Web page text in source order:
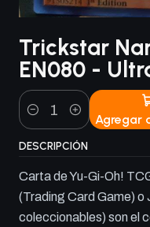
Trickstar
EN080 -
Cantidad Agregar
DESCRIPCIÓN
Carta de Yu-Gi-Oh!
(Trading Card Game)
coleccionables) son el